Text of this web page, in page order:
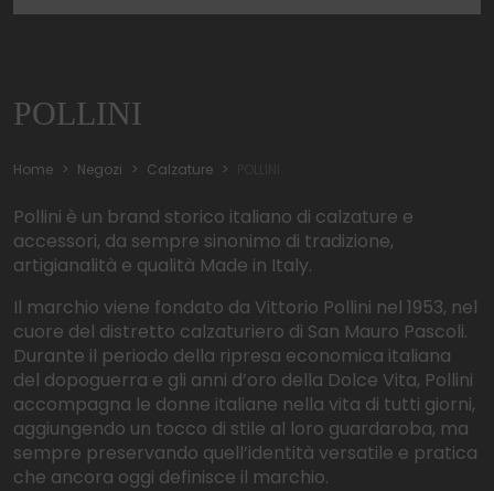
POLLINI
Home Negozi Calzature
Pollini è un brand storico italiano di calzature e
accessori, da sempre sinonimo di tradizione,
artigianalità e qualità Made in Italy.
Il marchio viene fondato da Vittorio Pollini nel 1953, nel
cuore del distretto calzaturiero di San Mauro Pascoli.
Durante il periodo della ripresa economica italiana
del dopoguerra e gli anni d’oro della Dolce Vita, Pollini
accompagna le donne italiane nella vita di tutti giorni,
aggiungendo un tocco di stile al loro guardaroba, ma
sempre preservando quell’identità versatile e pratica
che ancora oggi definisce il marchio.